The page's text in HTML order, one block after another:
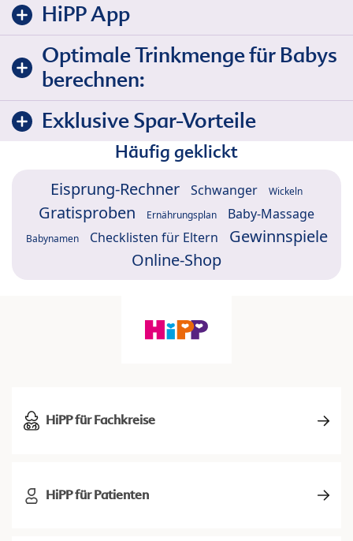
HiPP App
Optimale Trinkmenge für Babys
berechnen:
Exklusive Spar-Vorteile
Häufig geklickt
Eisprung-Rechner Schwanger Wickeln
Gratisproben Ernährungsplan Baby-Massage
Babynamen Checklisten für Eltern
Gewinnspiele
Online-Shop
HiPP für Fachkreise
HiPP für Patienten